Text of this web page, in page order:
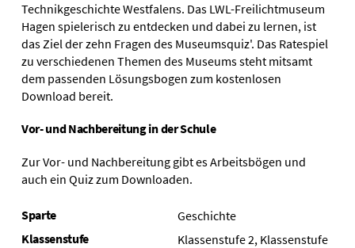
Technikgeschichte Westfalens. Das LWL-Freilichtmuseum
Hagen spielerisch zu entdecken und dabei zu lernen, ist
das Ziel der zehn Fragen des Museumsquiz'. Das Ratespiel
zu verschiedenen Themen des Museums steht mitsamt
dem passenden Lösungsbogen zum kostenlosen
Download bereit.
Vor- und Nachbereitung in der Schule
Zur Vor- und Nachbereitung gibt es Arbeitsbögen und
auch ein Quiz zum Downloaden.
Sparte
Geschichte
Klassenstufe
Klassenstufe 2, Klassenstufe